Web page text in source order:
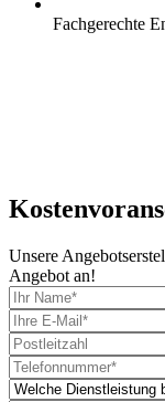
Fachgerechte
Unsere
Angebot an!